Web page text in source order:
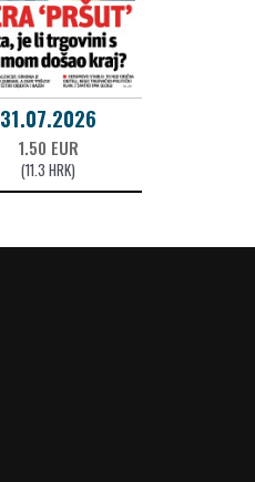
31.07.2026
1.50 EUR
(11.3 HRK)